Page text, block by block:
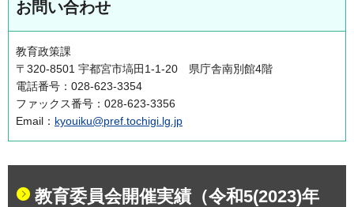
お問い合わせ
教育政策課
〒320-8501 宇都宮市塙田1-1-20 県庁舎南別館4階
電話番号：028-623-3354
ファックス番号：028-623-3356
Email： kyouiku@pref.tochigi.lg.jp
教育委員会開催実績（令和5(2023)年